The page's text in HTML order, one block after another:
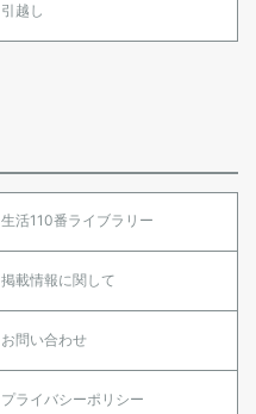
引越し
生活110番ライブラリー
掲載情報に関して
お問い合わせ
プライバシーポリシー